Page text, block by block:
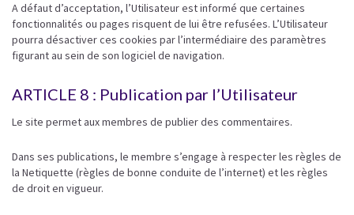
A défaut d’acceptation, l’Utilisateur est informé que certaines
fonctionnalités ou pages risquent de lui être refusées. L’Utilisateur
pourra désactiver ces cookies par l’intermédiaire des paramètres
figurant au sein de son logiciel de navigation.
ARTICLE 8 : Publication par l’Utilisateur
Le site permet aux membres de publier des commentaires.
Dans ses publications, le membre s’engage à respecter les règles de
la Netiquette (règles de bonne conduite de l’internet) et les règles
de droit en vigueur.